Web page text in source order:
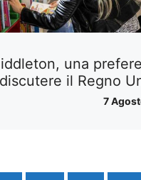
una
il Regno
7